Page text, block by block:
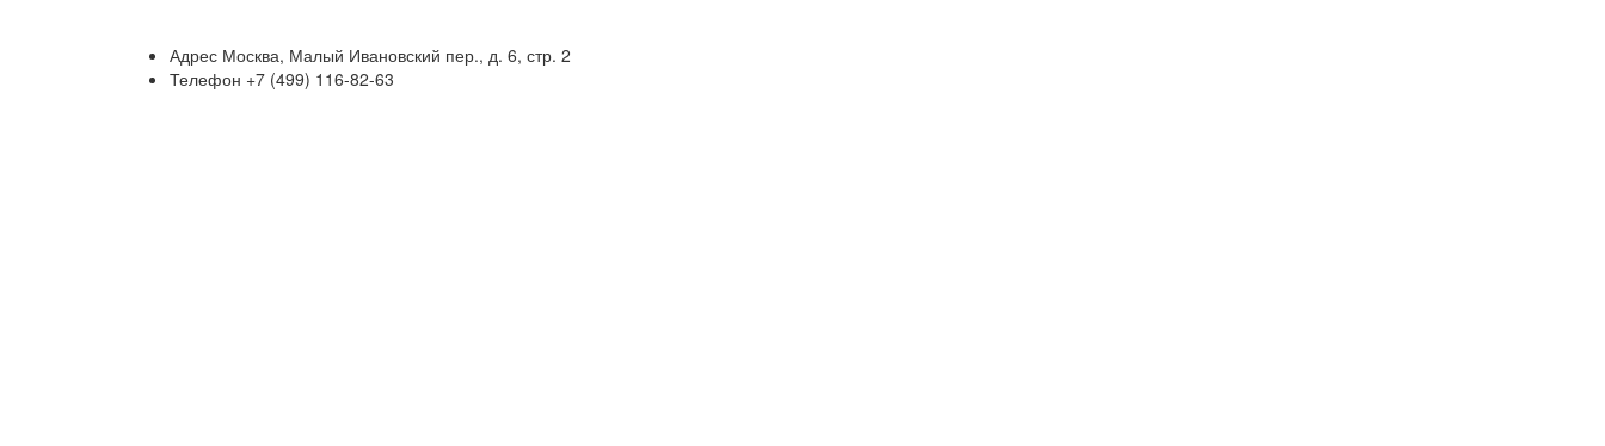
Адрес Москва, Малый Ивановский пер., д. 6, стр. 2
Телефон +7 (499) 116-82-63